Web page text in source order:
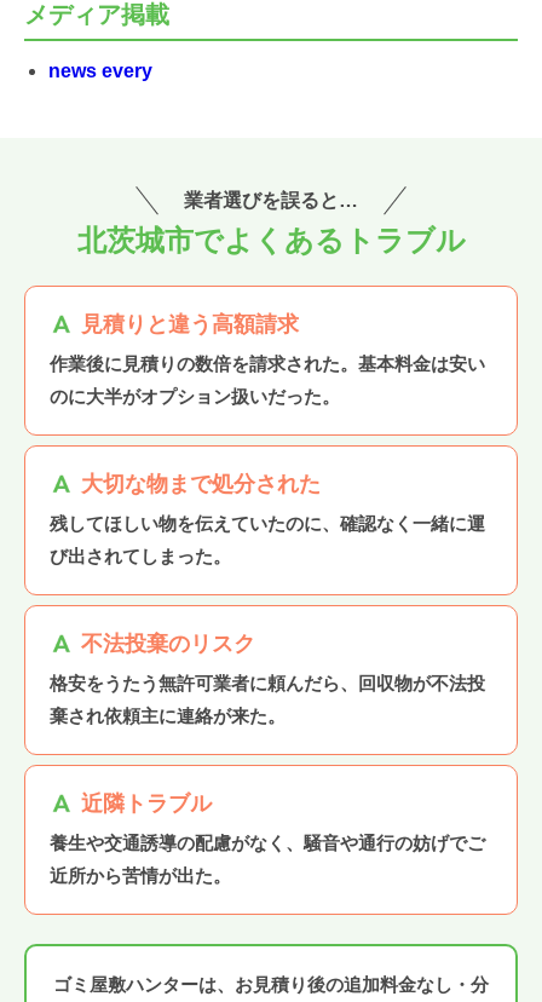
メディア掲載
news every
業者選びを誤ると…
北茨城市でよくあるトラブル
見積りと違う高額請求
作業後に見積りの数倍を請求された。基本料金は安い
のに大半がオプション扱いだった。
大切な物まで処分された
残してほしい物を伝えていたのに、確認なく一緒に運
び出されてしまった。
不法投棄のリスク
格安をうたう無許可業者に頼んだら、回収物が不法投
棄され依頼主に連絡が来た。
近隣トラブル
養生や交通誘導の配慮がなく、騒音や通行の妨げでご
近所から苦情が出た。
ゴミ屋敷ハンターは、お見積り後の追加料金なし・分